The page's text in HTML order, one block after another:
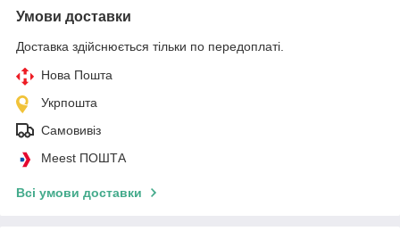
Умови доставки
Доставка здійснюється тільки по передоплаті.
Нова Пошта
Укрпошта
Самовивіз
Meest ПОШТА
Всі умови доставки